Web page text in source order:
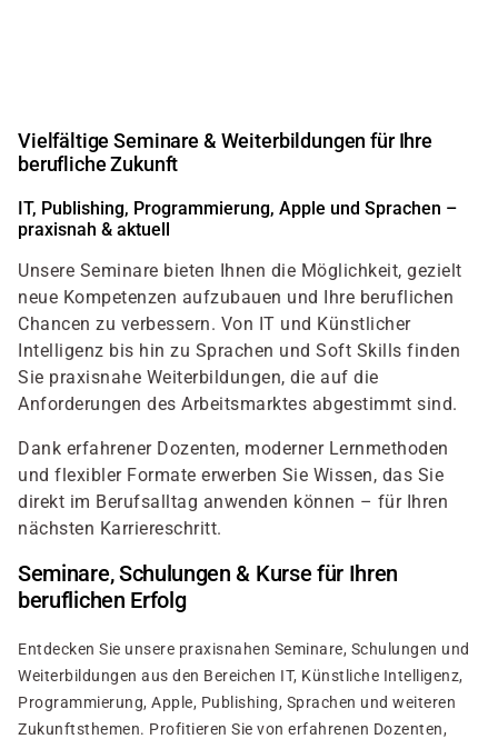
Vielfältige Seminare & Weiterbildungen für Ihre
berufliche Zukunft
IT, Publishing, Programmierung, Apple und Sprachen –
praxisnah & aktuell
Unsere Seminare bieten Ihnen die Möglichkeit, gezielt
neue Kompetenzen aufzubauen und Ihre beruflichen
Chancen zu verbessern. Von IT und Künstlicher
Intelligenz bis hin zu Sprachen und Soft Skills finden
Sie praxisnahe Weiterbildungen, die auf die
Anforderungen des Arbeitsmarktes abgestimmt sind.
Dank erfahrener Dozenten, moderner Lernmethoden
und flexibler Formate erwerben Sie Wissen, das Sie
direkt im Berufsalltag anwenden können – für Ihren
nächsten Karriereschritt.
Seminare, Schulungen & Kurse für Ihren
beruflichen Erfolg
Entdecken Sie unsere praxisnahen Seminare, Schulungen und
Weiterbildungen aus den Bereichen IT, Künstliche Intelligenz,
Programmierung, Apple, Publishing, Sprachen und weiteren
Zukunftsthemen. Profitieren Sie von erfahrenen Dozenten,